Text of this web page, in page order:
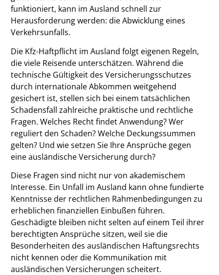
funktioniert, kann im Ausland schnell zur
Herausforderung werden: die Abwicklung eines
Verkehrsunfalls.
Die Kfz-Haftpflicht im Ausland folgt eigenen Regeln,
die viele Reisende unterschätzen. Während die
technische Gültigkeit des Versicherungsschutzes
durch internationale Abkommen weitgehend
gesichert ist, stellen sich bei einem tatsächlichen
Schadensfall zahlreiche praktische und rechtliche
Fragen. Welches Recht findet Anwendung? Wer
reguliert den Schaden? Welche Deckungssummen
gelten? Und wie setzen Sie Ihre Ansprüche gegen
eine ausländische Versicherung durch?
Diese Fragen sind nicht nur von akademischem
Interesse. Ein Unfall im Ausland kann ohne fundierte
Kenntnisse der rechtlichen Rahmenbedingungen zu
erheblichen finanziellen Einbußen führen.
Geschädigte bleiben nicht selten auf einem Teil ihrer
berechtigten Ansprüche sitzen, weil sie die
Besonderheiten des ausländischen Haftungsrechts
nicht kennen oder die Kommunikation mit
ausländischen Versicherungen scheitert.